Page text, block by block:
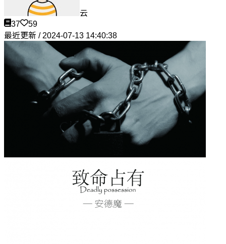
云
37
59
最近更新 / 2024-07-13 14:40:38